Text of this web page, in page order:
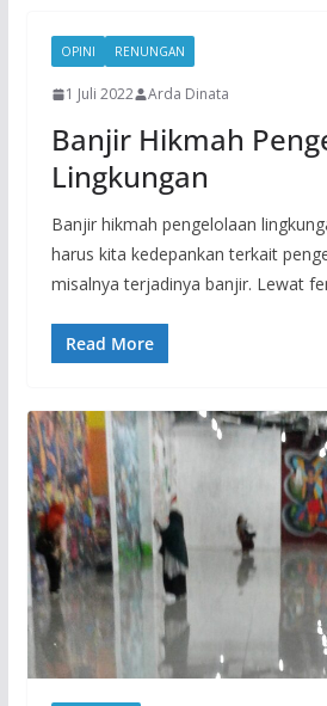
OPINI RENUNGAN
1 Juli 2022 Arda Dinata
Banjir Hikmah
Lingkungan
Banjir hikmah pengelolaan
harus kita kedepankan terkait
misalnya terjadinya banjir. Lewat
Read More